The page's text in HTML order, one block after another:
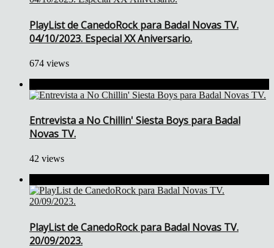
PlayList de CanedoRock para Badal Novas TV.
04/10/2023. Especial XX Aniversario.
674 views
Entrevista a No Chillin' Siesta Boys para Badal
Novas TV.
42 views
PlayList de CanedoRock para Badal Novas TV.
20/09/2023.